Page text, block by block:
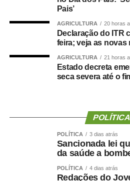
Durante a visita, Rogério Vianna
confiança depositada no Instituto
forma como o processo foi
“Eu, em nome do Selecon,
deputado porque, de fato,
graças à oportunidade que o
presidente da instituição.
Ao final do encontro, Juca
valorização do serviço público
igualdade de oportunidades para
Pais’
AGRICULTURA 20 horas
Declaração do ITR
feira; veja as novas
AGRICULTURA 21 horas
Estado decreta
seca severa até o
POLÍTICA
POLÍTICA 3 dias atrás
Sancionada lei
da saúde a
POLÍTICA 4 dias atrás
Redações do